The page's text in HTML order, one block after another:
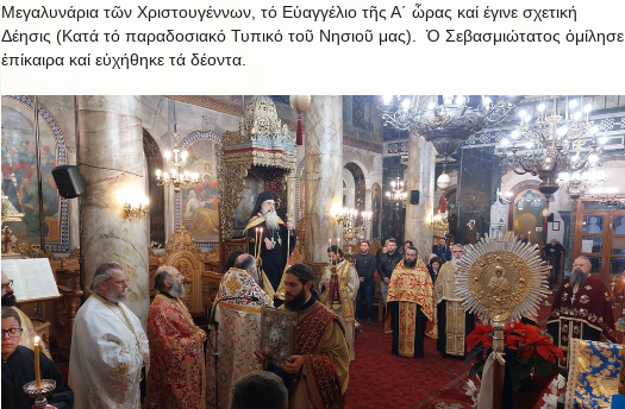
Μεγαλυνάρια τῶν Χριστουγέννων, τό Εὑαγγέλιο τῆς Α΄ ὧρας καί έγινε σχετική
Δέησις (Κατά τό παραδοσιακό Τυπικό τοῦ Νησιοῦ μας). Ὁ Σεβασμιώτατος ὁμίλησε
ἐπίκαιρα καί εὑχήθηκε τά δέοντα.